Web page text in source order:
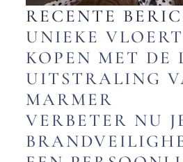
RECENTE
UNIEKE
KOPEN MET DE
UITSTRALING
MARMER
VERBETER NU